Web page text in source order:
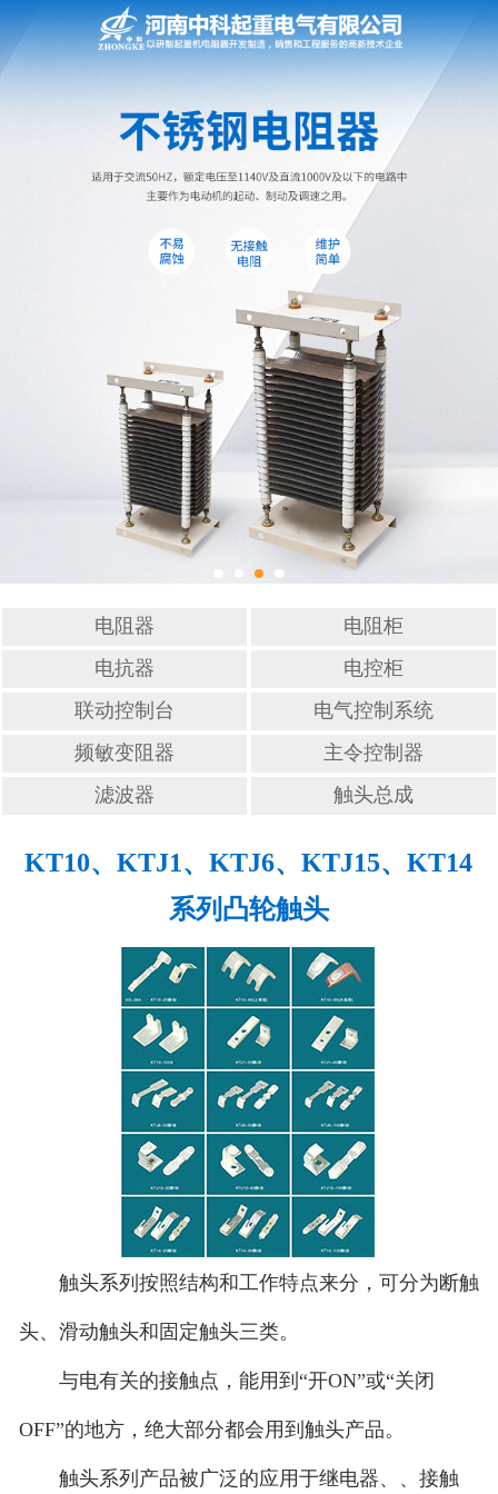
网站首页
电阻器
电阻柜
电抗器
电控柜
联动控制台
电气控制系统
频敏变阻器
主令控制器
滤波器
电阻器
电阻柜
电抗器
电控柜
联动控制台
电气控制系统
频敏变阻器
主令控制器
滤波器
触头总成
KT10、KTJ1、KTJ6、KTJ15、KT14
系列凸轮触头
触头系列按照结构和工作特点来分，可分为断触
头、滑动触头和固定触头三类。
与电有关的接触点，能用到“开ON”或“关闭
OFF”的地方，绝大部分都会用到触头产品。
触头系列产品被广泛的应用于继电器、、接触